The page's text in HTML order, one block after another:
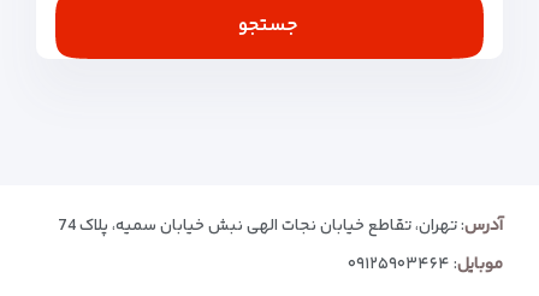
جستجو
آدرس: تهران، تقاطع خیابان نجات الهی نبش خیابان سمیه، پلاک 74
موبایل:۰۹۱۲۵۹۰۳۴۶۴